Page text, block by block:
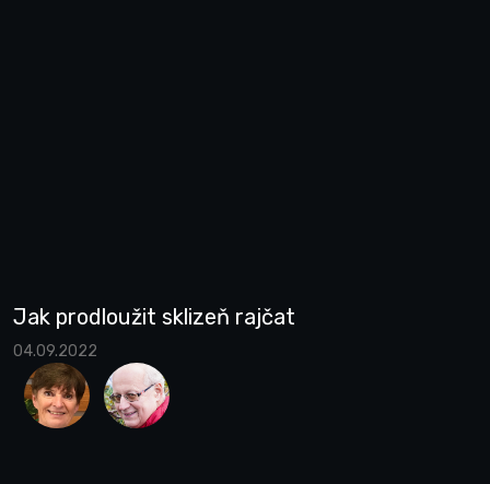
Jak prodloužit sklizeň rajčat
04.09.2022